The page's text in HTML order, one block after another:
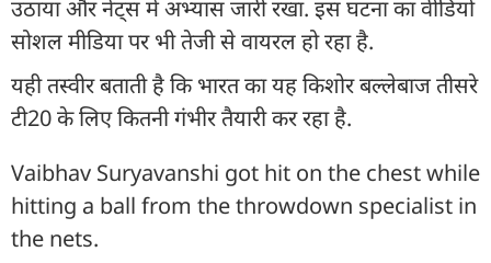
उठाया और नेट्स में अभ्यास जारी रखा. इस घटना का वीडियो
सोशल मीडिया पर भी तेजी से वायरल हो रहा है.
यही तस्वीर बताती है कि भारत का यह किशोर बल्लेबाज तीसरे
टी20 के लिए कितनी गंभीर तैयारी कर रहा है.
Vaibhav Suryavanshi got hit on the chest while
hitting a ball from the throwdown specialist in
the nets.